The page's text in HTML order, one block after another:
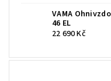
VAMA
46 EL
22 690 Kč